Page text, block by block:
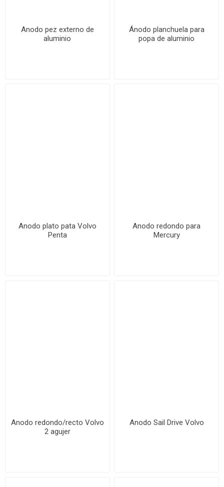
Anodo pez externo de
aluminio
Ánodo planchuela para
popa de aluminio
Anodo plato pata Volvo
Penta
Anodo redondo para
Mercury
Anodo redondo/recto Volvo
2 agujer
Anodo Sail Drive Volvo